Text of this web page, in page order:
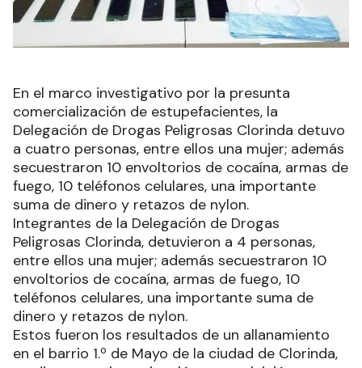
En el marco investigativo por la presunta
comercialización de estupefacientes, la
Delegación de Drogas Peligrosas Clorinda detuvo
a cuatro personas, entre ellos una mujer; además
secuestraron 10 envoltorios de cocaína, armas de
fuego, 10 teléfonos celulares, una importante
suma de dinero y retazos de nylon.
Integrantes de la Delegación de Drogas
Peligrosas Clorinda, detuvieron a 4 personas,
entre ellos una mujer; además secuestraron 10
envoltorios de cocaína, armas de fuego, 10
teléfonos celulares, una importante suma de
dinero y retazos de nylon.
Estos fueron los resultados de un allanamiento
en el barrio 1.º de Mayo de la ciudad de Clorinda,